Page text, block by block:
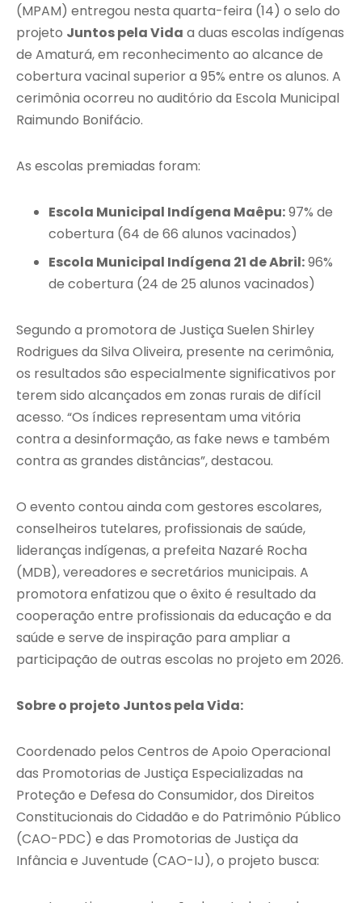
(MPAM) entregou nesta quarta-feira (14) o selo do
projeto Juntos pela Vida a duas escolas indígenas
de Amaturá, em reconhecimento ao alcance de
cobertura vacinal superior a 95% entre os alunos. A
cerimônia ocorreu no auditório da Escola Municipal
Raimundo Bonifácio.
As escolas premiadas foram:
Escola Municipal Indígena Maêpu:97% de
cobertura (64 de 66 alunos vacinados)
Escola Municipal Indígena 21 de Abril:96%
de cobertura (24 de 25 alunos vacinados)
Segundo a promotora de Justiça Suelen Shirley
Rodrigues da Silva Oliveira, presente na cerimônia,
os resultados são especialmente significativos por
terem sido alcançados em zonas rurais de difícil
acesso. “Os índices representam uma vitória
contra a desinformação, as fake news e também
contra as grandes distâncias”, destacou.
O evento contou ainda com gestores escolares,
conselheiros tutelares, profissionais de saúde,
lideranças indígenas, a prefeita Nazaré Rocha
(MDB), vereadores e secretários municipais. A
promotora enfatizou que o êxito é resultado da
cooperação entre profissionais da educação e da
saúde e serve de inspiração para ampliar a
participação de outras escolas no projeto em 2026.
Sobre o projeto Juntos pela Vida:
Coordenado pelos Centros de Apoio Operacional
das Promotorias de Justiça Especializadas na
Proteção e Defesa do Consumidor, dos Direitos
Constitucionais do Cidadão e do Patrimônio Público
(CAO-PDC) e das Promotorias de Justiça da
Infância e Juventude (CAO-IJ), o projeto busca: